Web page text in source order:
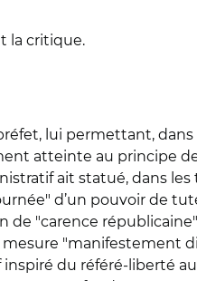
la critique.
lui permettant,
atteinte au principe
ait statué, dans
d’un pouvoir de
de "carence
"manifestement
du référé-liberté